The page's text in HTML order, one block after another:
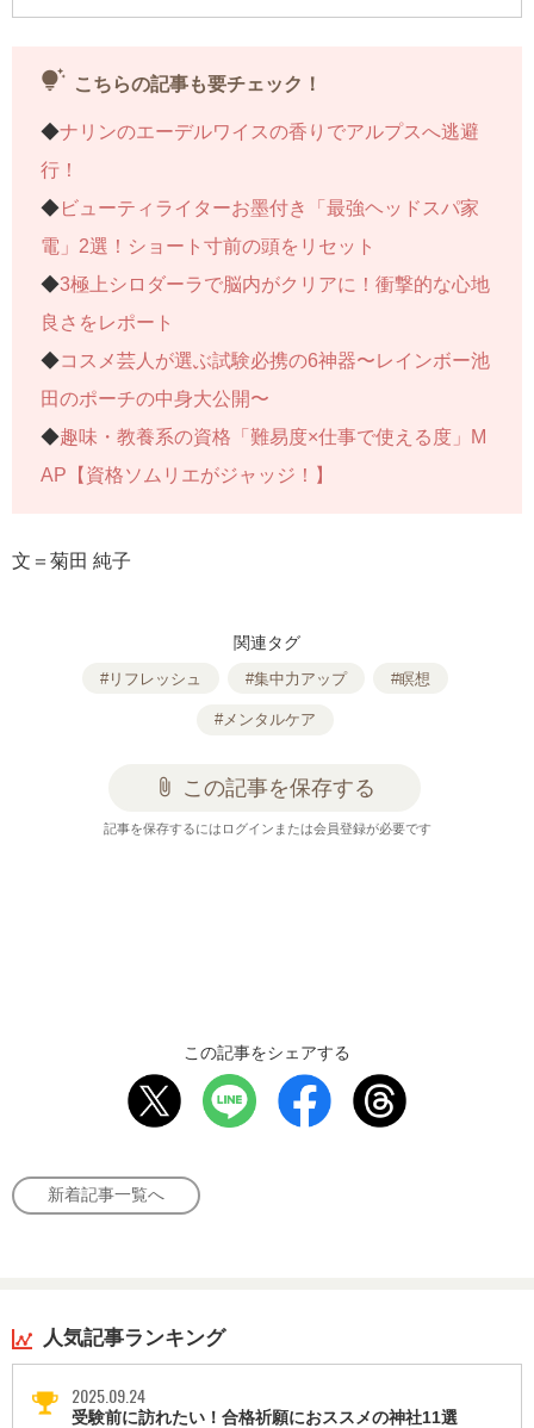
連載記事一覧へ＞＞
tips_and_updates こちらの記事も要チェック！
◆ナリンのエーデルワイスの香りでアルプスへ逃避
行！
◆ビューティライターお墨付き「最強ヘッドスパ家
電」2選！ショート寸前の頭をリセット
◆3極上シロダーラで脳内がクリアに！衝撃的な心地
良さをレポート
◆コスメ芸人が選ぶ試験必携の6神器〜レインボー池
田のポーチの中身大公開〜
◆趣味・教養系の資格「難易度×仕事で使える度」M
AP【資格ソムリエがジャッジ！】
文＝菊田 純子
関連タグ
#リフレッシュ #集中力アップ #瞑想
#メンタルケア
attach_file この記事を保存する
記事を保存するにはログインまたは会員登録が必要です
この記事をシェアする
新着記事一覧へ
人気記事ランキング
2025.09.24
受験前に訪れたい！合格祈願におススメの神社11選